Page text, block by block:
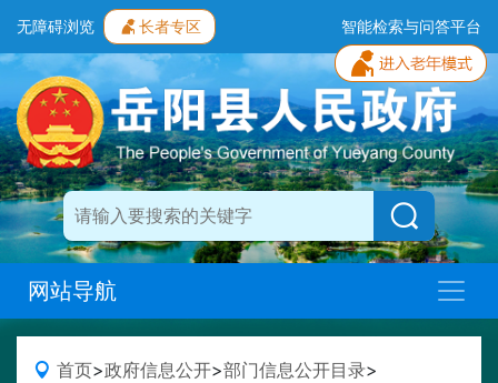
无障碍浏览 长者专区 智能检索与问答平台
网站导航
首页>政府信息公开>部门信息公开目录>